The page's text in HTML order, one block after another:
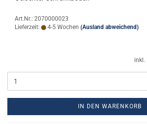
Art.Nr.: 2070000023
Lieferzeit:
4-5 Wochen (Ausland abweichend)
inkl.
IN DEN WARENKORB